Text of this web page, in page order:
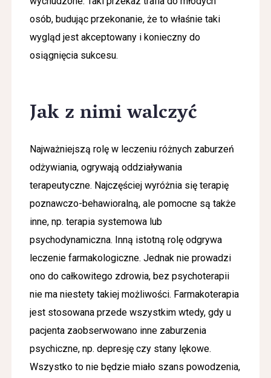
osób, budując przekonanie, że to właśnie taki
wygląd jest akceptowany i konieczny do
osiągnięcia sukcesu.
Jak z nimi walczyć
Najważniejszą rolę w leczeniu różnych zaburzeń
odżywiania, ogrywają oddziaływania
terapeutyczne. Najczęściej wyróżnia się terapię
poznawczo-behawioralną, ale pomocne są także
inne, np. terapia systemowa lub
psychodynamiczna. Inną istotną rolę odgrywa
leczenie farmakologiczne. Jednak nie prowadzi
ono do całkowitego zdrowia, bez psychoterapii
nie ma niestety takiej możliwości. Farmakoterapia
jest stosowana przede wszystkim wtedy, gdy u
pacjenta zaobserwowano inne zaburzenia
psychiczne, np. depresję czy stany lękowe.
Wszystko to nie będzie miało szans powodzenia,